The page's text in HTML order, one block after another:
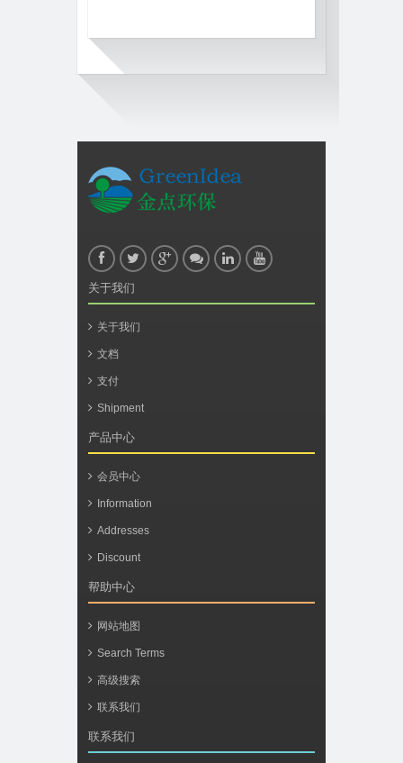
关于我们
关于我们
文档
支付
Shipment
产品中心
会员中心
Information
Addresses
Discount
帮助中心
网站地图
Search Terms
高级搜索
联系我们
联系我们